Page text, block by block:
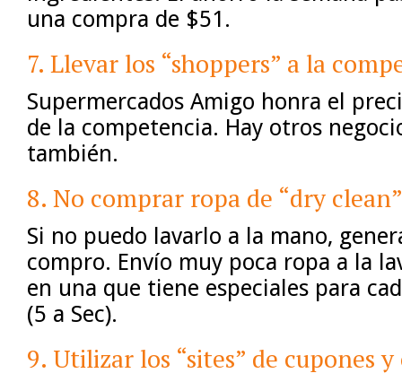
una compra de $51.
7. Llevar los “shoppers” a la
Supermercados Amigo honra el
de la competencia. Hay otros
también.
8. No comprar ropa de “dry clean”
Si no puedo lavarlo a la mano,
compro. Envío muy poca ropa a la
en una que tiene especiales para
(5 a Sec).
9. Utilizar los “sites” de cupones